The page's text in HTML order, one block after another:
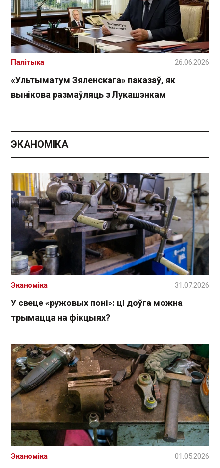
«Ультыматум Зяленскага» паказаў, як
вынікова размаўляць з Лукашэнкам
Палітыка 26.06.2026
ЭКАНОМІКА
У свеце «ружовых поні»: ці доўга можна
трымацца на фікцыях?
Эканоміка 31.07.2026
Эканоміка 01.05.2026